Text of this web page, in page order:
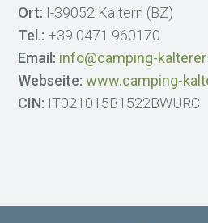
Ort: I-39052 Kaltern (BZ)
Tel.: +39 0471 960170
Email: info@camping-
Webseite:www.camping-
CIN: IT021015B1522BWURC